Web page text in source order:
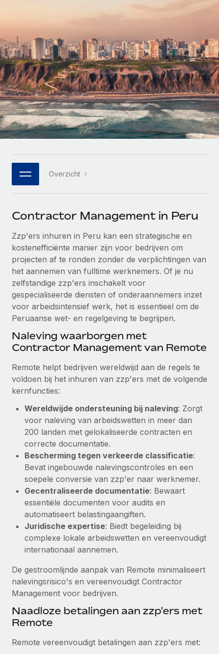
Zzp'ers internationaal onboarden en beheren
Ingewikkelde HR-taken eenvoudig uitbesteden
INFRASTRUCTUUR
Remote Embedded
HR naadloos in workflows integreren
Platform
Ingebouwde essentiële HR-functies voor je team
Integraties
Vraag een expert
Krijg hulp van global HR- en juridische experts
Achtergrondonderzoek
Vereenvoudig het screeningsproces van
kandidaten
Compliance Watchtower
Blijf compliance-risico's voor
Apparaatbeheer
Lever en track wereldwijd IT-middelen
Entiteiten oprichten
Mobiliteit en overplaatsing
Plaats werknemers moeiteloos over
Secundaire arbeidsvoorwaarden
Eenvoudig secundaire arbeidsvoorwaarden
beheren
Start-ups
Flexibele global HR en payroll solutions voor groeiende
bedrijven
Mid-market
Teams uitbreiden met HR solutions op maat
Enterprise
Global HR voor grote bedrijven
WERK MET ONS SAMEN
Strategische technologiepartners
Een partner worden
Ontdek hoe je met ons kunt samenwerken
Integraties en advies over AI-automatiseringen
CASESTUDY'S
Ontdek valuta-opties en betaalsnelheden voor
LEREN MET REMOTE
Onderzoek en gidsen
Casestudy's
HR-woordenlijst
Checklists en templates
Webinars
Newsroom
Inzicht in salaris en talent
Inzichtencentrum
Support
Alle bronnen bekijken
BLOG
Global Payroll
EOR en PEO
Contractor Management
Belastingen
Naar de blog
Productupdates van Remote: Gusto- en Xero-
integraties en Contractor Management Plus
te helpen bij het aannemen, beheren en...
Meer informatie
Hoe Phiture 55 werknemers in 19 landen
beheert met Remote
mobiele groeiadviessector, zet zich sinds 2016...
Français
Deutsch
Español
Italiano
Português (Portugal)
日本語
한국어
Inloggen
Overzicht
Contractor Management in Peru
Zzp'ers inhuren in Peru kan een strategische en
kostenefficiënte manier zijn voor bedrijven om
projecten af te ronden zonder de verplichtingen van
het aannemen van fulltime werknemers. Of je nu
zelfstandige zzp'ers inschakelt voor
gespecialiseerde diensten of onderaannemers inzet
voor arbeidsintensief werk, het is essentieel om de
Peruaanse wet- en regelgeving te begrijpen.
Naleving waarborgen met
Contractor Management van Remote
Remote helpt bedrijven wereldwijd aan de regels te
voldoen bij het inhuren van zzp'ers met de volgende
kernfuncties:
Wereldwijde ondersteuning bij naleving: Zorgt
voor naleving van arbeidswetten in meer dan
200 landen met gelokaliseerde contracten en
correcte documentatie.
Bescherming tegen verkeerde classificatie:
Bevat ingebouwde nalevingscontroles en een
soepele conversie van zzp'er naar werknemer.
Gecentraliseerde documentatie: Bewaart
essentiële documenten voor audits en
automatiseert belastingaangiften.
Juridische expertise: Biedt begeleiding bij
complexe lokale arbeidswetten en vereenvoudigt
internationaal aannemen.
De gestroomlijnde aanpak van Remote minimaliseert
nalevingsrisico's en vereenvoudigt Contractor
Management voor bedrijven.
Naadloze betalingen aan zzp'ers met
Remote
Remote vereenvoudigt betalingen aan zzp'ers met: